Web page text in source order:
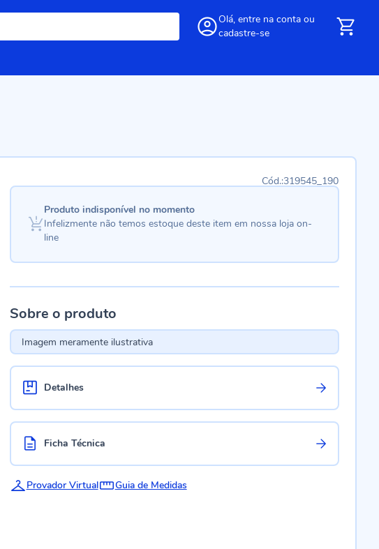
Olá, entre na conta ou
cadastre-se
319545_190
Produto indisponível no momento
Infelizmente não temos estoque deste item em nossa loja on-
line
Sobre o produto
Imagem meramente ilustrativa
Detalhes
Ficha Técnica
Provador Virtual Guia de Medidas